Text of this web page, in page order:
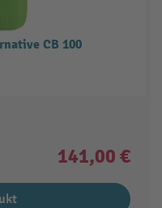
CB 100
141,00 €